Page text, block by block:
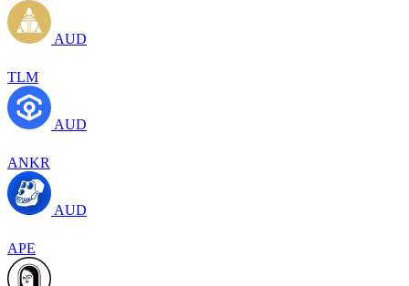
AUD
TLM
AUD
ANKR
AUD
APE